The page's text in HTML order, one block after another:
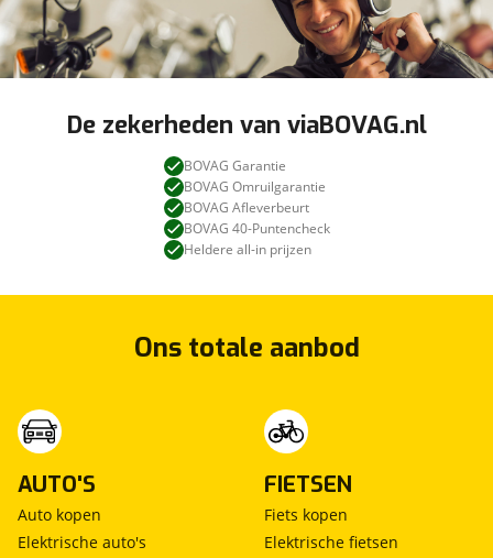
De zekerheden van viaBOVAG.nl
BOVAG Garantie
BOVAG Omruilgarantie
BOVAG Afleverbeurt
BOVAG 40-Puntencheck
Heldere all-in prijzen
Ons totale aanbod
AUTO'S
Auto kopen
Elektrische auto's
FIETSEN
Fiets kopen
Elektrische fietsen